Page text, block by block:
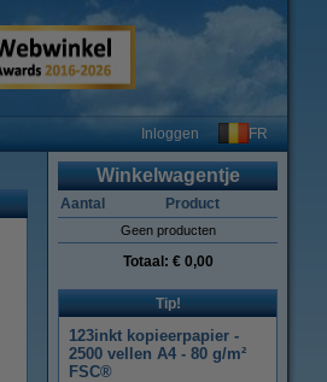
Inloggen FR
Winkelwagentje
Aantal Product
Geen producten
Totaal: € 0,00
Tip!
123inkt kopieerpapier -
2500 vellen A4 - 80 g/m²
FSC®